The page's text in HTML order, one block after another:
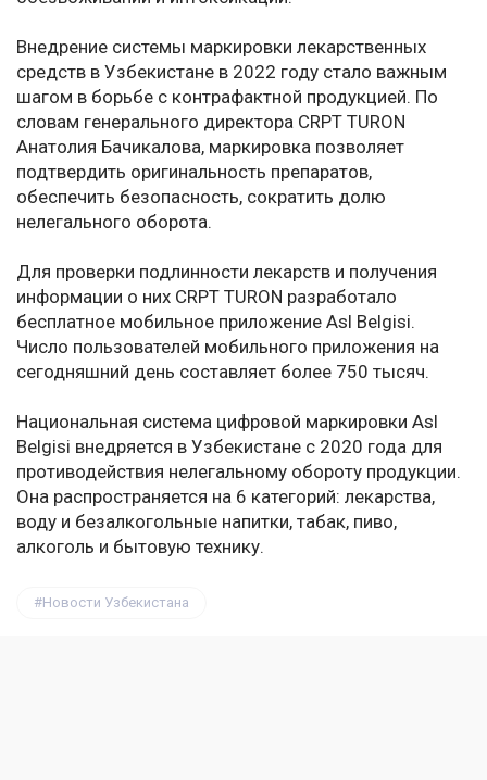
Внедрение системы маркировки лекарственных
средств в Узбекистане в 2022 году стало важным
шагом в борьбе с контрафактной продукцией. По
словам генерального директора CRPT TURON
Анатолия Бачикалова, маркировка позволяет
подтвердить оригинальность препаратов,
обеспечить безопасность, сократить долю
нелегального оборота.
Для проверки подлинности лекарств и получения
информации о них CRPT TURON разработало
бесплатное мобильное приложение Asl Belgisi.
Число пользователей мобильного приложения на
сегодняшний день составляет более 750 тысяч.
Национальная система цифровой маркировки Asl
Belgisi внедряется в Узбекистане с 2020 года для
противодействия нелегальному обороту продукции.
Она распространяется на 6 категорий: лекарства,
воду и безалкогольные напитки, табак, пиво,
алкоголь и бытовую технику.
Новости Узбекистана